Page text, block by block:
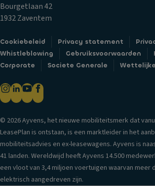
Bourgetlaan 42
1932 Zaventem
Cookiebeleid Privacy statement
Whistleblowing
Gebruiksvoorwaarden
Corporate
Societe Generale
© 2026 Ayvens, het nieuwe mobiliteitsmerk dat
LeasePlan is ontstaan, is een marktleider in het
mobiliteitsadvies en ex-leasewagens. Ayvens is
41 landen. Wereldwijd heeft Ayvens 14.500
een vloot van 3,4 miljoen voertuigen waarvan meer
elektrisch aangedreven zijn.